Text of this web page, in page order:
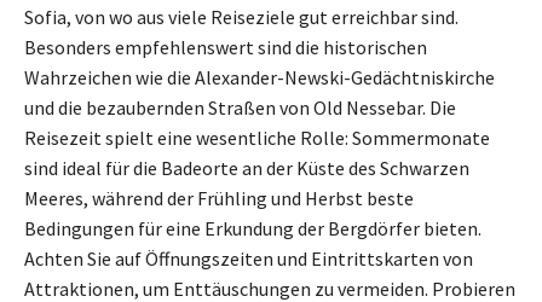
Sofia, von wo aus viele Reiseziele gut erreichbar sind.
Besonders empfehlenswert sind die historischen
Wahrzeichen wie die Alexander-Newski-Gedächtniskirche
und die bezaubernden Straßen von Old Nessebar. Die
Reisezeit spielt eine wesentliche Rolle: Sommermonate
sind ideal für die Badeorte an der Küste des Schwarzen
Meeres, während der Frühling und Herbst beste
Bedingungen für eine Erkundung der Bergdörfer bieten.
Achten Sie auf Öffnungszeiten und Eintrittskarten von
Attraktionen, um Enttäuschungen zu vermeiden. Probieren